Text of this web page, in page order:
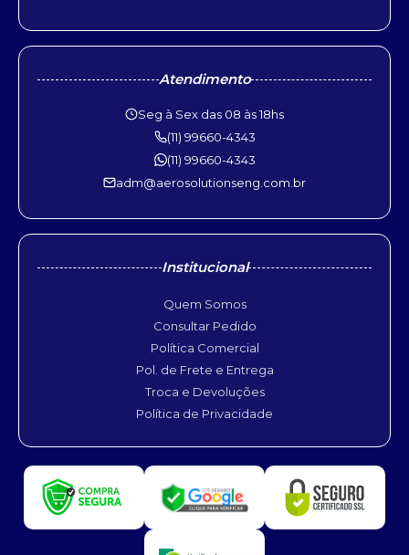
Atendimento
Seg à Sex das 08 às 18hs
(11) 99660-4343
(11) 99660-4343
adm@aerosolutionseng.com.br
Institucional
Quem Somos
Consultar Pedido
Política Comercial
Pol. de Frete e Entrega
Troca e Devoluções
Política de Privacidade